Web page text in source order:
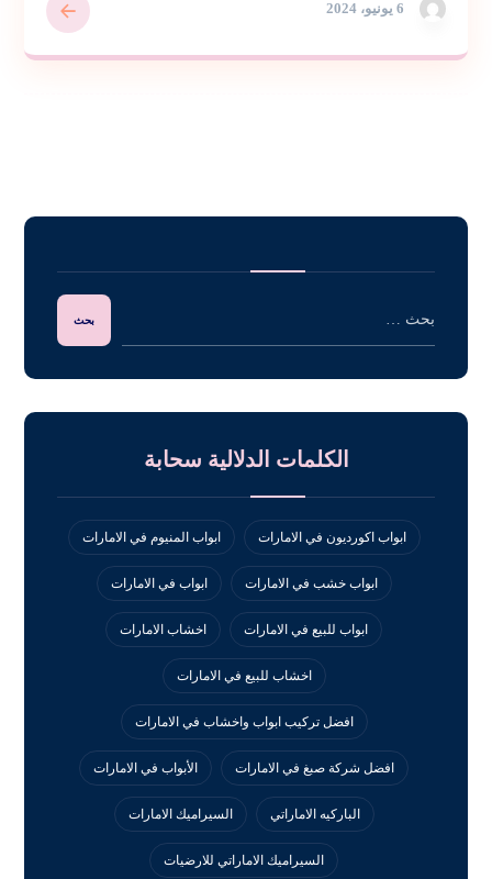
6 يونيو، 2024
الكلمات الدلالية سحابة
ابواب اكورديون في الامارات ابواب المنيوم في الامارات
ابواب خشب في الامارات ابواب في الامارات
ابواب للبيع في الامارات اخشاب الامارات
اخشاب للبيع في الامارات
افضل تركيب ابواب واخشاب في الامارات
افضل شركة صبغ في الامارات الأبواب في الامارات
الباركيه الاماراتي السيراميك الامارات
السيراميك الاماراتي للارضيات